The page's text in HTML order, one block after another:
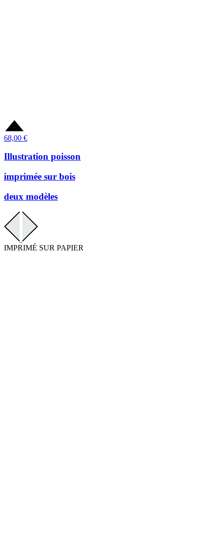
68,00 €
Illustration poisson
imprimée sur bois
deux modèles
IMPRIMÉ SUR PAPIER